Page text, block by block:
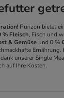
Purizon bietet
% Fleisch, Fisch und
& Gemüse und 0 %
Ernährung.
unserer Single
auf Ihre Kosten.